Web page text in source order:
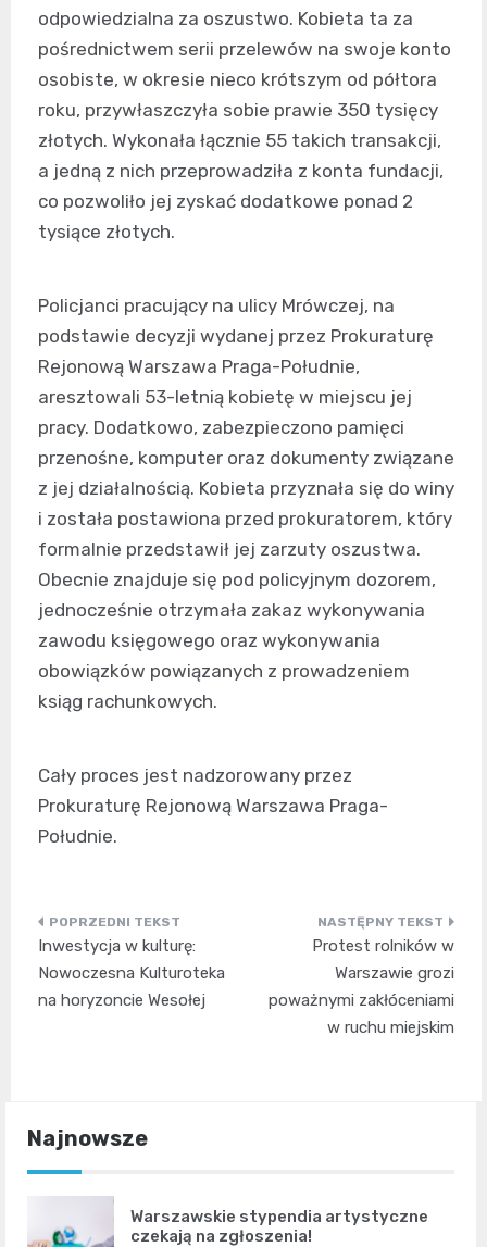
odpowiedzialna za oszustwo. Kobieta ta za
pośrednictwem serii przelewów na swoje konto
osobiste, w okresie nieco krótszym od półtora
roku, przywłaszczyła sobie prawie 350 tysięcy
złotych. Wykonała łącznie 55 takich transakcji,
a jedną z nich przeprowadziła z konta fundacji,
co pozwoliło jej zyskać dodatkowe ponad 2
tysiące złotych.
Policjanci pracujący na ulicy Mrówczej, na
podstawie decyzji wydanej przez Prokuraturę
Rejonową Warszawa Praga-Południe,
aresztowali 53-letnią kobietę w miejscu jej
pracy. Dodatkowo, zabezpieczono pamięci
przenośne, komputer oraz dokumenty związane
z jej działalnością. Kobieta przyznała się do winy
i została postawiona przed prokuratorem, który
formalnie przedstawił jej zarzuty oszustwa.
Obecnie znajduje się pod policyjnym dozorem,
jednocześnie otrzymała zakaz wykonywania
zawodu księgowego oraz wykonywania
obowiązków powiązanych z prowadzeniem
ksiąg rachunkowych.
Cały proces jest nadzorowany przez
Prokuraturę Rejonową Warszawa Praga-
Południe.
Nawigacja
wpisu
Inwestycja w kulturę:
Nowoczesna Kulturoteka
na horyzoncie Wesołej
Protest rolników w
Warszawie grozi
poważnymi zakłóceniami
w ruchu miejskim
Najnowsze
Warszawskie stypendia artystyczne
czekają na zgłoszenia!